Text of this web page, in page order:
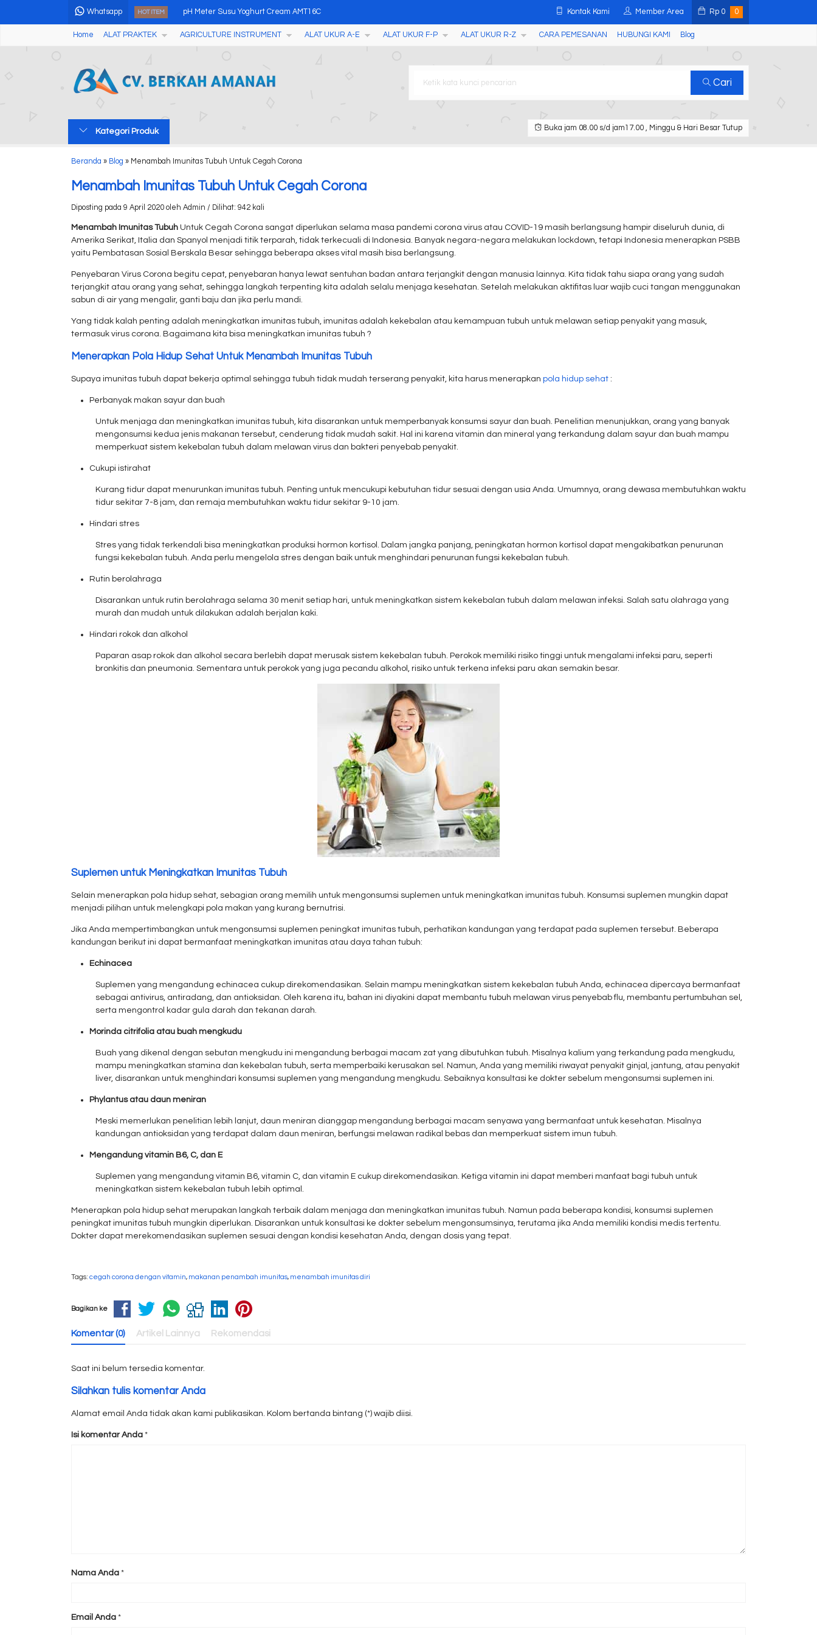
Whatsapp HOT ITEM pH Meter Susu Yoghurt Cream AMT16C
Analytical Balance Internal Calibration A006-T
Leeb Hardness Tester AMT67D AMT67DL
Small Electric Laboratory Thresher
Grains Moisture Meter WILE 55
Kontak Kami Member Area Rp 0 0
Home ALAT PRAKTEK AGRICULTURE INSTRUMENT ALAT UKUR A-E ALAT UKUR F-P ALAT UKUR R-Z CARA PEMESANAN HUBUNGI KAMI Blog
Cari
Kategori Produk Buka jam 08.00 s/d jam17.00 , Minggu & Hari Besar Tutup
Beranda » Blog » Menambah Imunitas Tubuh Untuk Cegah Corona
Menambah Imunitas Tubuh Untuk Cegah Corona
Diposting pada 9 April 2020 oleh Admin / Dilihat: 942 kali
Menambah Imunitas Tubuh Untuk Cegah Corona sangat diperlukan selama masa pandemi corona virus atau COVID-19 masih berlangsung hampir diseluruh dunia, di
Amerika Serikat, Italia dan Spanyol menjadi titik terparah, tidak terkecuali di Indonesia. Banyak negara-negara melakukan lockdown, tetapi Indonesia menerapkan PSBB
yaitu Pembatasan Sosial Berskala Besar sehingga beberapa akses vital masih bisa berlangsung.
Penyebaran Virus Corona begitu cepat, penyebaran hanya lewat sentuhan badan antara terjangkit dengan manusia lainnya. Kita tidak tahu siapa orang yang sudah
terjangkit atau orang yang sehat, sehingga langkah terpenting kita adalah selalu menjaga kesehatan. Setelah melakukan aktifitas luar wajib cuci tangan menggunakan
sabun di air yang mengalir, ganti baju dan jika perlu mandi.
Yang tidak kalah penting adalah meningkatkan imunitas tubuh, imunitas adalah kekebalan atau kemampuan tubuh untuk melawan setiap penyakit yang masuk,
termasuk virus corona. Bagaimana kita bisa meningkatkan imunitas tubuh ?
Menerapkan Pola Hidup Sehat Untuk Menambah Imunitas Tubuh
Supaya imunitas tubuh dapat bekerja optimal sehingga tubuh tidak mudah terserang penyakit, kita harus menerapkan pola hidup sehat :
Perbanyak makan sayur dan buah
Untuk menjaga dan meningkatkan imunitas tubuh, kita disarankan untuk memperbanyak konsumsi sayur dan buah. Penelitian menunjukkan, orang yang banyak
mengonsumsi kedua jenis makanan tersebut, cenderung tidak mudah sakit. Hal ini karena vitamin dan mineral yang terkandung dalam sayur dan buah mampu
memperkuat sistem kekebalan tubuh dalam melawan virus dan bakteri penyebab penyakit.
Cukupi istirahat
Kurang tidur dapat menurunkan imunitas tubuh. Penting untuk mencukupi kebutuhan tidur sesuai dengan usia Anda. Umumnya, orang dewasa membutuhkan waktu
tidur sekitar 7-8 jam, dan remaja membutuhkan waktu tidur sekitar 9-10 jam.
Hindari stres
Stres yang tidak terkendali bisa meningkatkan produksi hormon kortisol. Dalam jangka panjang, peningkatan hormon kortisol dapat mengakibatkan penurunan
fungsi kekebalan tubuh. Anda perlu mengelola stres dengan baik untuk menghindari penurunan fungsi kekebalan tubuh.
Rutin berolahraga
Disarankan untuk rutin berolahraga selama 30 menit setiap hari, untuk meningkatkan sistem kekebalan tubuh dalam melawan infeksi. Salah satu olahraga yang
murah dan mudah untuk dilakukan adalah berjalan kaki.
Hindari rokok dan alkohol
Paparan asap rokok dan alkohol secara berlebih dapat merusak sistem kekebalan tubuh. Perokok memiliki risiko tinggi untuk mengalami infeksi paru, seperti
bronkitis dan pneumonia. Sementara untuk perokok yang juga pecandu alkohol, risiko untuk terkena infeksi paru akan semakin besar.
Suplemen untuk Meningkatkan Imunitas Tubuh
Selain menerapkan pola hidup sehat, sebagian orang memilih untuk mengonsumsi suplemen untuk meningkatkan imunitas tubuh. Konsumsi suplemen mungkin dapat
menjadi pilihan untuk melengkapi pola makan yang kurang bernutrisi.
Jika Anda mempertimbangkan untuk mengonsumsi suplemen peningkat imunitas tubuh, perhatikan kandungan yang terdapat pada suplemen tersebut. Beberapa
kandungan berikut ini dapat bermanfaat meningkatkan imunitas atau daya tahan tubuh:
Echinacea
Suplemen yang mengandung echinacea cukup direkomendasikan. Selain mampu meningkatkan sistem kekebalan tubuh Anda, echinacea dipercaya bermanfaat
sebagai antivirus, antiradang, dan antioksidan. Oleh karena itu, bahan ini diyakini dapat membantu tubuh melawan virus penyebab flu, membantu pertumbuhan sel,
serta mengontrol kadar gula darah dan tekanan darah.
Morinda citrifolia atau buah mengkudu
Buah yang dikenal dengan sebutan mengkudu ini mengandung berbagai macam zat yang dibutuhkan tubuh. Misalnya kalium yang terkandung pada mengkudu,
mampu meningkatkan stamina dan kekebalan tubuh, serta memperbaiki kerusakan sel. Namun, Anda yang memiliki riwayat penyakit ginjal, jantung, atau penyakit
liver, disarankan untuk menghindari konsumsi suplemen yang mengandung mengkudu. Sebaiknya konsultasi ke dokter sebelum mengonsumsi suplemen ini.
Phylantus atau daun meniran
Meski memerlukan penelitian lebih lanjut, daun meniran dianggap mengandung berbagai macam senyawa yang bermanfaat untuk kesehatan. Misalnya
kandungan antioksidan yang terdapat dalam daun meniran, berfungsi melawan radikal bebas dan memperkuat sistem imun tubuh.
Mengandung vitamin B6, C, dan E
Suplemen yang mengandung vitamin B6, vitamin C, dan vitamin E cukup direkomendasikan. Ketiga vitamin ini dapat memberi manfaat bagi tubuh untuk
meningkatkan sistem kekebalan tubuh lebih optimal.
Menerapkan pola hidup sehat merupakan langkah terbaik dalam menjaga dan meningkatkan imunitas tubuh. Namun pada beberapa kondisi, konsumsi suplemen
peningkat imunitas tubuh mungkin diperlukan. Disarankan untuk konsultasi ke dokter sebelum mengonsumsinya, terutama jika Anda memiliki kondisi medis tertentu.
Dokter dapat merekomendasikan suplemen sesuai dengan kondisi kesehatan Anda, dengan dosis yang tepat.
Tags: cegah corona dengan vitamin, makanan penambah imunitas, menambah imunitas diri
Bagikan ke
Komentar (0) Artikel Lainnya Rekomendasi
Saat ini belum tersedia komentar.
Silahkan tulis komentar Anda
Alamat email Anda tidak akan kami publikasikan. Kolom bertanda bintang (*) wajib diisi.
Isi komentar Anda *
Nama Anda *
Email Anda *